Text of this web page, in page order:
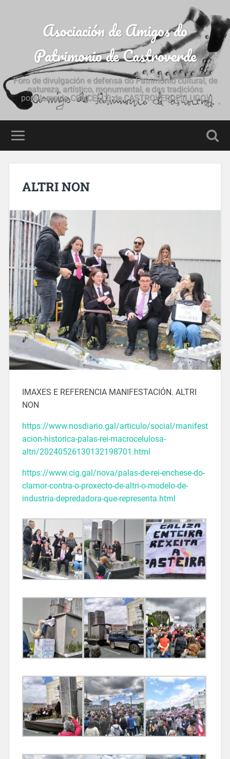
Asociación de Amigos do
Patrimonio de Castroverde
Foro de divulgación e defensa do Patrimonio cultural, de
natureza, artístico, monumental, e das tradicións
populares do CONCELLO de CASTROVERDE (LUGO)
ALTRI NON
IMAXES E REFERENCIA MANIFESTACIÓN. ALTRI
NON
https://www.nosdiario.gal/articulo/social/manifest
acion-historica-palas-rei-macrocelulosa-
altri/20240526130132198701.html
https://www.cig.gal/nova/palas-de-rei-enchese-do-
clamor-contra-o-proxecto-de-altri-o-modelo-de-
industria-depredadora-que-representa.html